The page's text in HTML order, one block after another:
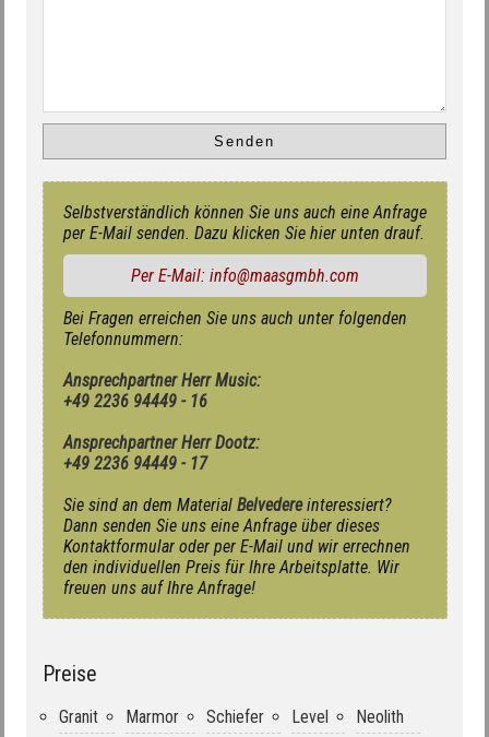
Selbstverständlich können Sie uns auch eine Anfrage
per E-Mail senden. Dazu klicken Sie hier unten drauf.
Per E-Mail: info@maasgmbh.com
Bei Fragen erreichen Sie uns auch unter folgenden
Telefonnummern:
Ansprechpartner Herr Music:
+49 2236 94449 - 16
Ansprechpartner Herr Dootz:
+49 2236 94449 - 17
Sie sind an dem Material Belvedereinteressiert?
Dann senden Sie uns eine Anfrage über dieses
Kontaktformular oder per E-Mail und wir errechnen
den individuellen Preis für Ihre Arbeitsplatte. Wir
freuen uns auf Ihre Anfrage!
Preise
Granit Marmor Schiefer Level
Neolith